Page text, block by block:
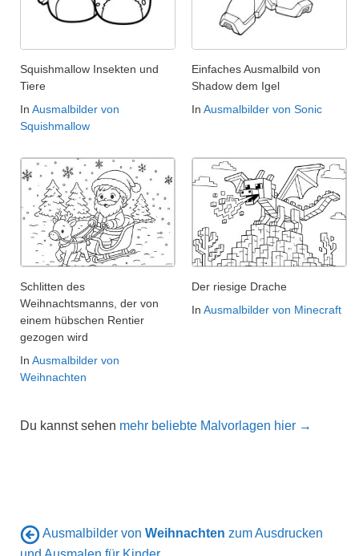
Squishmallow Insekten und
Tiere
In Ausmalbilder von
Squishmallow
Einfaches Ausmalbild von
Shadow dem Igel
In Ausmalbilder von Sonic
Schlitten des
Weihnachtsmanns, der von
einem hübschen Rentier
gezogen wird
In Ausmalbilder von
Weihnachten
Der riesige Drache
In Ausmalbilder von Minecraft
Du kannst sehen mehr beliebte Malvorlagen hier →
Ausmalbilder von Weihnachten zum Ausdrucken